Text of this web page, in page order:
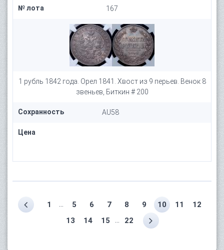
№ лота 167
1 рубль 1842 года. Орел 1841. Хвост из 9 перьев. Венок 8
звеньев, Биткин # 200
Сохранность AU58
Цена
1 5 6 7 8 9 10 11
12
13
14 15 22